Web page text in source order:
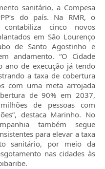
sanitário, a Compesa
do país. Na RMR, o
contabiliza cinco novos
em São Lourenço
de Santo Agostinho e
andamento. “O Cidade
ano de execução já tendo
a taxa de cobertura
com uma meta arrojada
de 90% em 2037,
de pessoas com
destaca Marinho. No
também segue
para elevar a taxa
sanitário, por meio da
nas cidades às